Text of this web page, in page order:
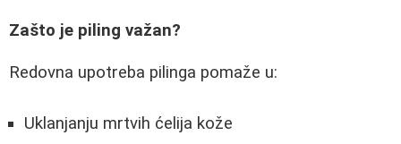
Zašto je piling važan?
Redovna upotreba pilinga pomaže u:
Uklanjanju mrtvih ćelija kože